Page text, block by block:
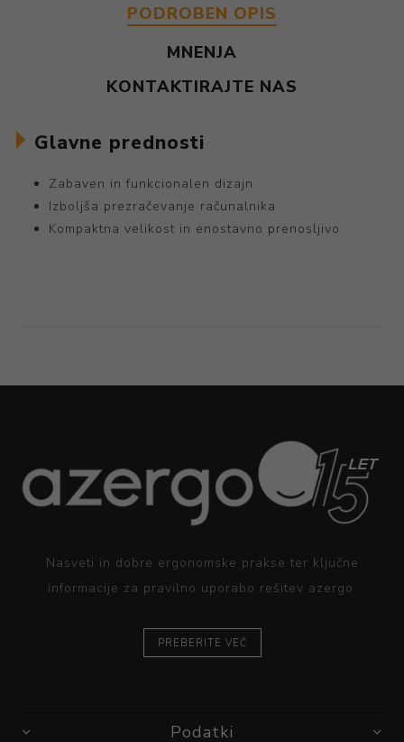
PODROBEN OPIS
MNENJA
KONTAKTIRAJTE NAS
Glavne prednosti
Zabaven in funkcionalen dizajn
Izboljša prezračevanje računalnika
Kompaktna velikost in enostavno prenosljivo
Nasveti in dobre ergonomske prakse ter ključne
informacije za pravilno uporabo rešitev azergo.
PREBERITE VEČ
Podatki